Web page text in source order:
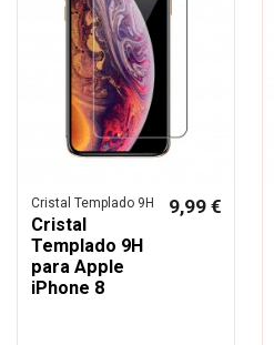
Cristal Templado 9H
Cristal
Templado 9H
para Apple
iPhone 8
9,99 €